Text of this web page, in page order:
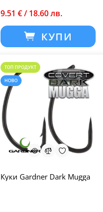
9.51 € / 18.60 лв.
КУПИ
ТОП ПРОДУКТ
НОВО
Куки Gardner Dark Mugga